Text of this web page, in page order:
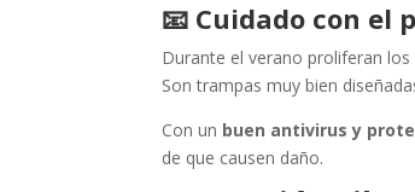
📧 Cuidado con el
Durante el verano proliferan los
Son trampas muy bien
Con un buen antivirus y
de que causen daño.